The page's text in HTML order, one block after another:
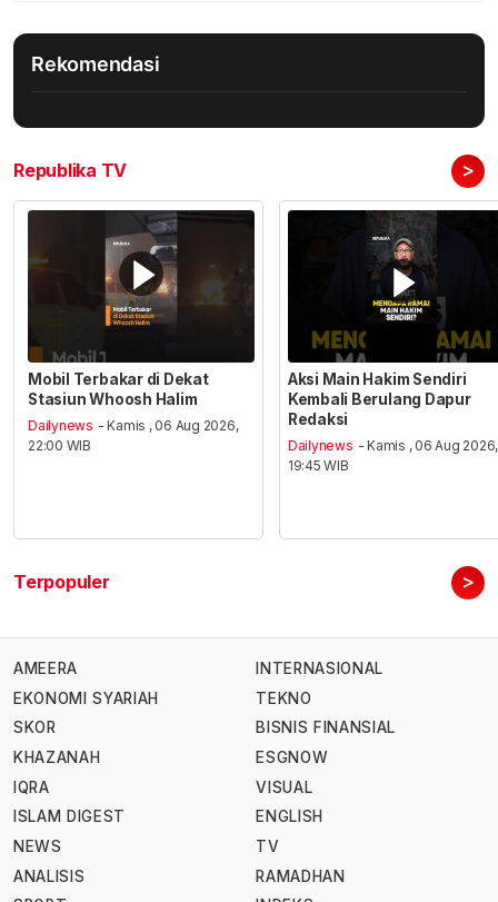
Rekomendasi
Republika TV >
Mobil Terbakar di Dekat
Stasiun Whoosh Halim
Dailynews - Kamis , 06 Aug 2026,
22:00 WIB
Aksi Main Hakim Sendiri
Kembali Berulang Dapur
Redaksi
Dailynews - Kamis , 06 Aug 2026,
19:45 WIB
Terpopuler >
AMEERA
EKONOMI SYARIAH
SKOR
KHAZANAH
IQRA
ISLAM DIGEST
NEWS
ANALISIS
INTERNASIONAL
TEKNO
BISNIS FINANSIAL
ESGNOW
VISUAL
ENGLISH
TV
RAMADHAN